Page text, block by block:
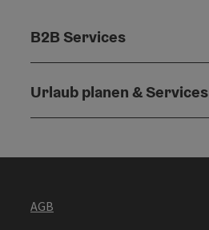
B2B Services
Urlaub planen & Services
AGB